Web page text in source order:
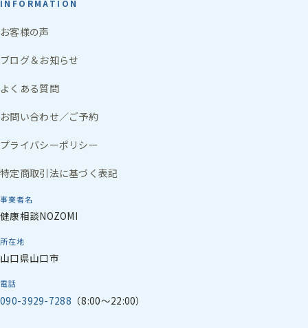
INFORMATION
お客様の声
ブログ＆お知らせ
よくある質問
お問い合わせ／ご予約
プライバシーポリシー
特定商取引法に基づく表記
事業者名
健康相談NOZOMI
所在地
山口県山口市
電話
090-3929-7288 （8:00〜22:00）